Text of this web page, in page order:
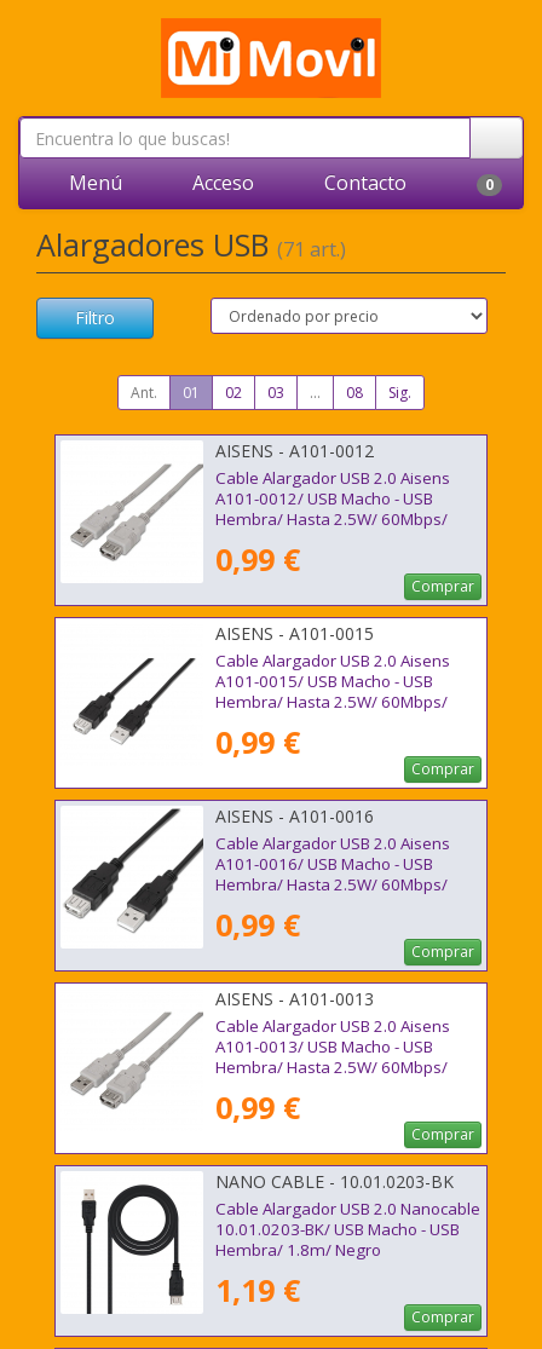
Menú Acceso Contacto 0
Alargadores USB (71 art.)
Filtro
Ant. 01 02 03 ... 08 Sig.
AISENS - A101-0012
Cable Alargador USB 2.0 Aisens
A101-0012/ USB Macho - USB
Hembra/ Hasta 2.5W/ 60Mbps/
0,99 €
Comprar
AISENS - A101-0015
Cable Alargador USB 2.0 Aisens
A101-0015/ USB Macho - USB
Hembra/ Hasta 2.5W/ 60Mbps/
0,99 €
Comprar
AISENS - A101-0016
Cable Alargador USB 2.0 Aisens
A101-0016/ USB Macho - USB
Hembra/ Hasta 2.5W/ 60Mbps/
0,99 €
Comprar
AISENS - A101-0013
Cable Alargador USB 2.0 Aisens
A101-0013/ USB Macho - USB
Hembra/ Hasta 2.5W/ 60Mbps/
0,99 €
Comprar
NANO CABLE - 10.01.0203-BK
Cable Alargador USB 2.0 Nanocable
10.01.0203-BK/ USB Macho - USB
Hembra/ 1.8m/ Negro
1,19 €
Comprar